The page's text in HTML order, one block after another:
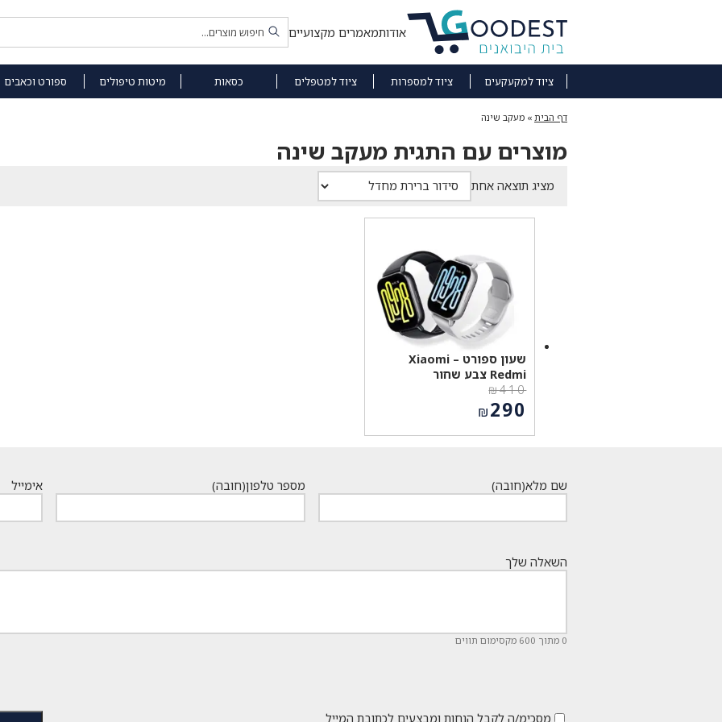
אודותמאמרים מקצועיים
ציוד למקעקעים ציוד למספרות ציוד למטפלים כסאות מיטות טיפולים ספורט וכאבים
דף הבית » מעקב שינה
מוצרים עם התגית מעקב שינה
מציג תוצאה אחת
שעון ספורט – Xiaomi
Redmi צבע שחור
₪410
המחיר
המקורי
היה:
₪290
שם מלא(חובה) מספר טלפון(חובה) אימייל
השאלה שלך
0 מתוך 600 מקסימום תווים
מסכימ/ה לקבל הנחות ומבצעים לכתובת המייל